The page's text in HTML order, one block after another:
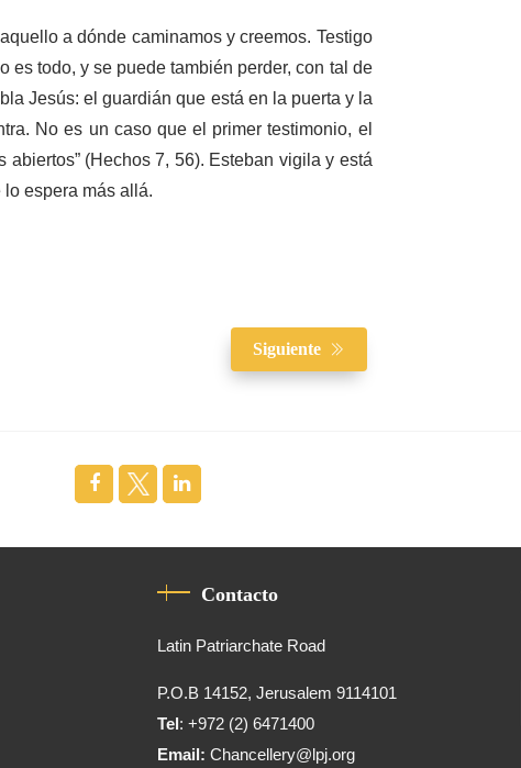
a dónde caminamos y creemos. Testigo
todo, y se puede también perder, con tal de
Jesús: el guardián que está en la puerta y la
No es un caso que el primer testimonio, el
(Hechos 7, 56). Esteban vigila y está
espera más allá.
Siguiente
Contacto
Latin Patriarchate Road
P.O.B 14152, Jerusalem 9114101
Tel: +972 (2) 6471400
Email:Chancellery@lpj.org